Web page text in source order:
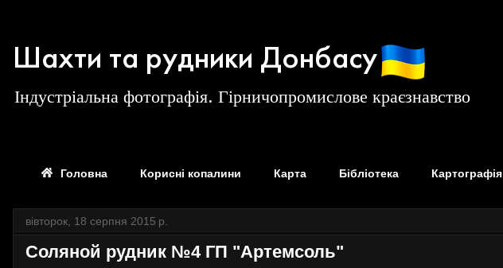
Шахти та рудники Донбасу
Індустріальна фотографія. Гірничопромислове краєзнавство
Головна Корисні копалини Карта Бібліотека Картографія
вівторок, 18 серпня 2015 р.
Соляной рудник №4 ГП "Артемсоль"